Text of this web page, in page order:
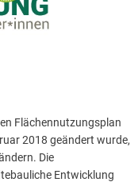
Flächennutzungsplan
2018 geändert wurde,
Die
Entwicklung